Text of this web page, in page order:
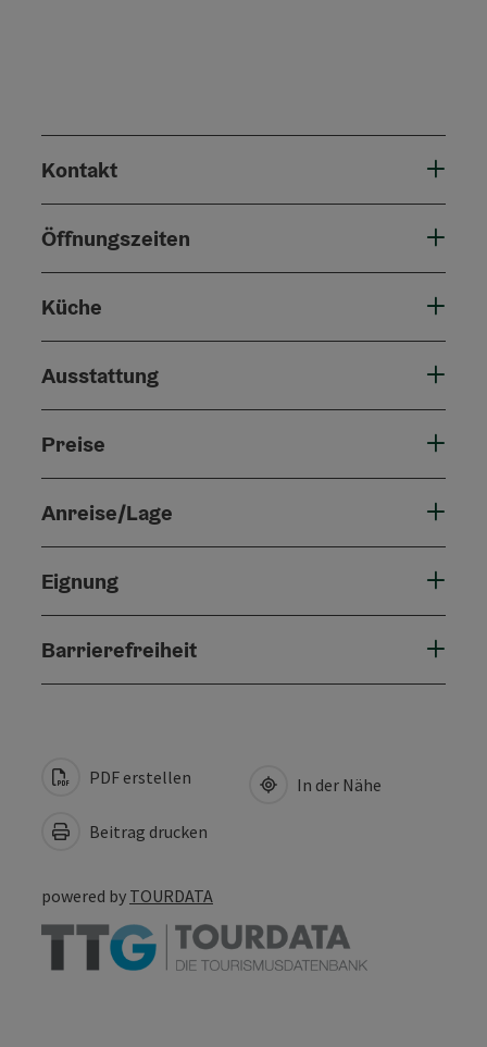
Kontakt
Öffnungszeiten
Küche
Ausstattung
Preise
Anreise/Lage
Eignung
Barrierefreiheit
PDF erstellen
Beitrag drucken
In der Nähe
powered by TOURDATA